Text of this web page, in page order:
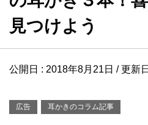
見つけよう
公開日 : 2018年8月21日 / 更新
広告 耳かきのコラム記事